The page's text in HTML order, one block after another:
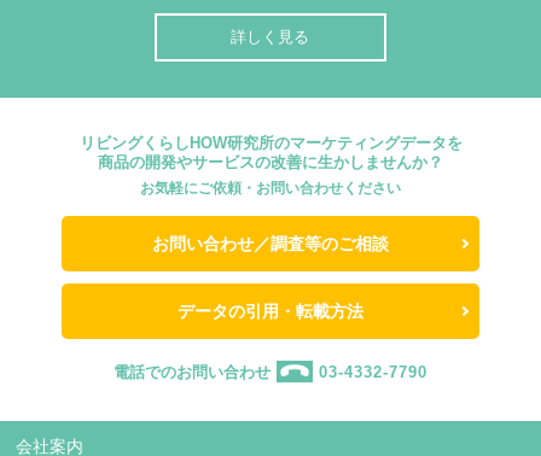
詳しく見る
リビングくらしHOW研究所のマーケティングデータを
商品の開発やサービスの改善に生かしませんか？
お気軽にご依頼・お問い合わせください
お問い合わせ／調査等のご相談
データの引用・転載方法
電話でのお問い合わせ 03-4332-7790
会社案内